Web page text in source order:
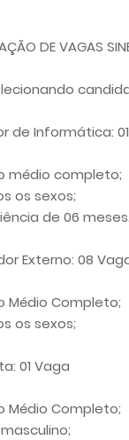
DE VAGAS
de Informática:
médio completo;
os sexos;
de 06 meses.
Externo: 08
Médio Completo;
os sexos;
01 Vaga
Médio Completo;